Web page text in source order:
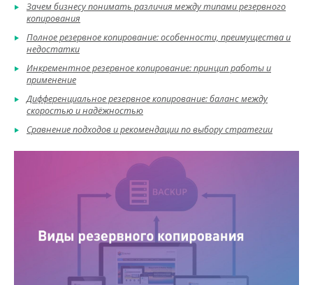
Зачем бизнесу понимать различия между типами резервного
копирования
Полное резервное копирование: особенности, преимущества и
недостатки
Инкрементное резервное копирование: принцип работы и
применение
Дифференциальное резервное копирование: баланс между
скоростью и надёжностью
Сравнение подходов и рекомендации по выбору стратегии